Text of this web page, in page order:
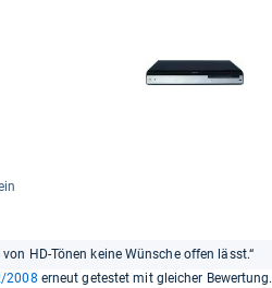
HD-Tönen keine Wünsche offen lässt.“
2008 erneut getestet mit gleicher Bewertung.